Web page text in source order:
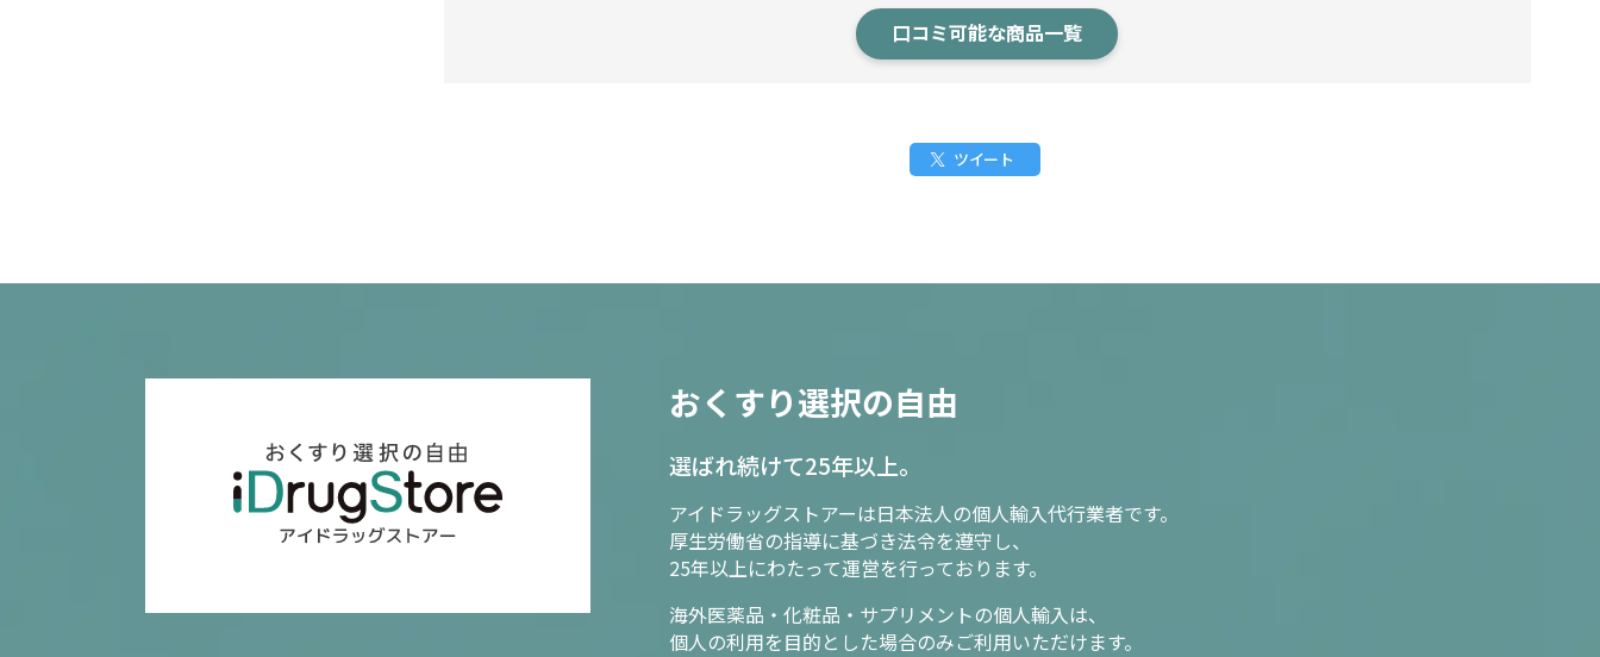
口コミ可能な商品一覧
ツイート
おくすり選択の自由
選ばれ続けて25年以上。
アイドラッグストアーは日本法人の個人輸入代行業者です。
厚生労働省の指導に基づき法令を遵守し、
25年以上にわたって運営を行っております。
海外医薬品・化粧品・サプリメントの個人輸入は、
個人の利用を目的とした場合のみご利用いただけます。